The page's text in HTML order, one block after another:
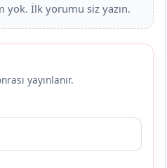
yok. İlk yorumu siz yazın.
yayınlanır.